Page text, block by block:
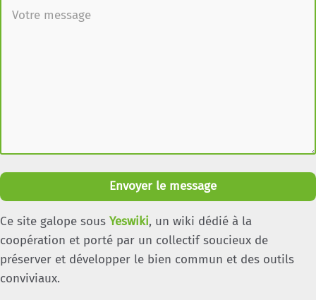
Envoyer le message
Ce site galope sous Yeswiki, un wiki dédié à la
coopération et porté par un collectif soucieux de
préserver et développer le bien commun et des outils
conviviaux.